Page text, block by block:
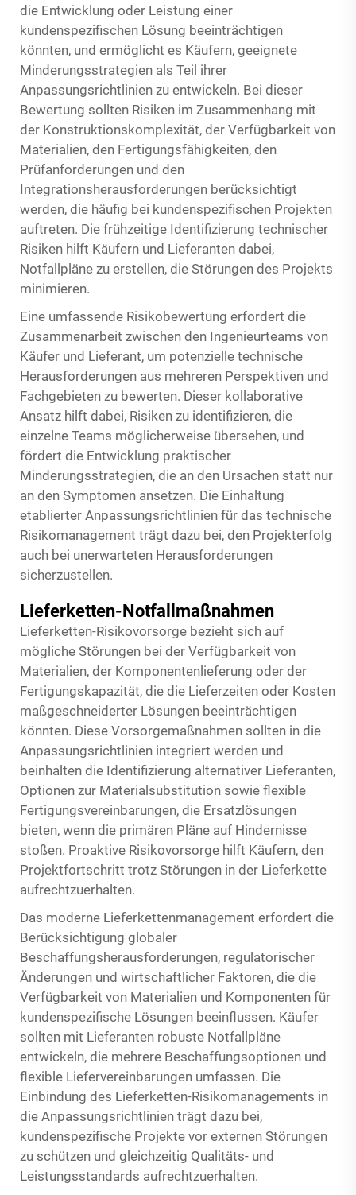
die Entwicklung oder Leistung einer
kundenspezifischen Lösung beeinträchtigen
könnten, und ermöglicht es Käufern, geeignete
Minderungsstrategien als Teil ihrer
Anpassungsrichtlinien zu entwickeln. Bei dieser
Bewertung sollten Risiken im Zusammenhang mit
der Konstruktionskomplexität, der Verfügbarkeit von
Materialien, den Fertigungsfähigkeiten, den
Prüfanforderungen und den
Integrationsherausforderungen berücksichtigt
werden, die häufig bei kundenspezifischen Projekten
auftreten. Die frühzeitige Identifizierung technischer
Risiken hilft Käufern und Lieferanten dabei,
Notfallpläne zu erstellen, die Störungen des Projekts
minimieren.
Eine umfassende Risikobewertung erfordert die
Zusammenarbeit zwischen den Ingenieurteams von
Käufer und Lieferant, um potenzielle technische
Herausforderungen aus mehreren Perspektiven und
Fachgebieten zu bewerten. Dieser kollaborative
Ansatz hilft dabei, Risiken zu identifizieren, die
einzelne Teams möglicherweise übersehen, und
fördert die Entwicklung praktischer
Minderungsstrategien, die an den Ursachen statt nur
an den Symptomen ansetzen. Die Einhaltung
etablierter Anpassungsrichtlinien für das technische
Risikomanagement trägt dazu bei, den Projekterfolg
auch bei unerwarteten Herausforderungen
sicherzustellen.
Lieferketten-Notfallmaßnahmen
Lieferketten-Risikovorsorge bezieht sich auf
mögliche Störungen bei der Verfügbarkeit von
Materialien, der Komponentenlieferung oder der
Fertigungskapazität, die die Lieferzeiten oder Kosten
maßgeschneiderter Lösungen beeinträchtigen
könnten. Diese Vorsorgemaßnahmen sollten in die
Anpassungsrichtlinien integriert werden und
beinhalten die Identifizierung alternativer Lieferanten,
Optionen zur Materialsubstitution sowie flexible
Fertigungsvereinbarungen, die Ersatzlösungen
bieten, wenn die primären Pläne auf Hindernisse
stoßen. Proaktive Risikovorsorge hilft Käufern, den
Projektfortschritt trotz Störungen in der Lieferkette
aufrechtzuerhalten.
Das moderne Lieferkettenmanagement erfordert die
Berücksichtigung globaler
Beschaffungsherausforderungen, regulatorischer
Änderungen und wirtschaftlicher Faktoren, die die
Verfügbarkeit von Materialien und Komponenten für
kundenspezifische Lösungen beeinflussen. Käufer
sollten mit Lieferanten robuste Notfallpläne
entwickeln, die mehrere Beschaffungsoptionen und
flexible Liefervereinbarungen umfassen. Die
Einbindung des Lieferketten-Risikomanagements in
die Anpassungsrichtlinien trägt dazu bei,
kundenspezifische Projekte vor externen Störungen
zu schützen und gleichzeitig Qualitäts- und
Leistungsstandards aufrechtzuerhalten.